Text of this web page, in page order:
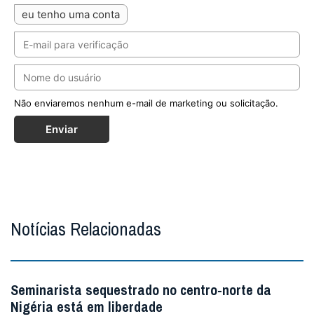
eu tenho uma conta
Não enviaremos nenhum e-mail de marketing ou solicitação.
Enviar
Notícias Relacionadas
Seminarista sequestrado no centro-norte da
Nigéria está em liberdade